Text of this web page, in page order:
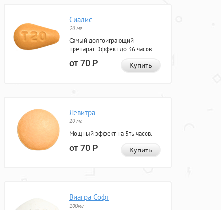
Сиалис
20 мг
Самый долгоиграющий
препарат. Эффект до 36 часов.
от 70Р Купить
Левитра
20 мг
Мощный эффект на 5ть часов.
от 70Р Купить
Виагра Софт
100мг